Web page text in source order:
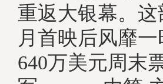
重返大银幕。这
月首映后风靡
640万美元周末